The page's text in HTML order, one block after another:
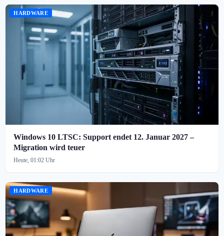
HARDWARE
Windows 10 LTSC: Support endet 12. Januar 2027 –
Migration wird teuer
Heute, 01:02 Uhr
HARDWARE